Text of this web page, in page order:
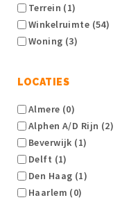
Terrein (1)
Winkelruimte (54)
Woning (3)
LOCATIES
Almere (0)
Alphen A/d Rijn (2)
Beverwijk (1)
Delft (1)
Den Haag (1)
Haarlem (0)